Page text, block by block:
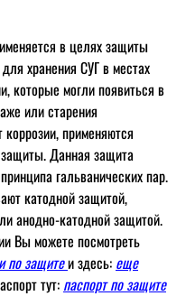
в целях защиты
хранения СУГ в местах
которые могли появиться в
или старения
применяются
Данная защита
гальванических пар.
катодной защитой,
анодно-катодной защитой.
Вы можете посмотреть
по защитеи здесь: еще
тут: паспорт по защите